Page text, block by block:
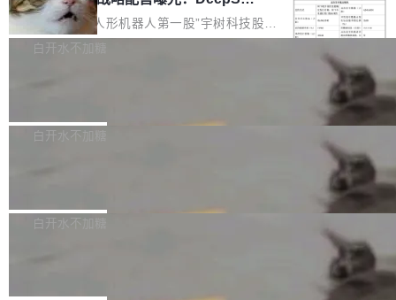
agent 有本质区别。大多数 agent harness 的设
计是基于早期模型的能力—...
细致的一份规则。 政策的核心只有一句话：LLM
可以用来分析、提炼、审阅、建议，但不能用来
不得生成涉及安全性的关键变更，除非作者本身
ek 获配 93.3 万股，锁定 36 个月
8月6日晚间，“人形机器人第一股”宇树科技股份
有限公司披露IPO发行价格及战略配售结果，杭
36个月。 公告显示，本次宇树科技战略配售对
员工参与设立的专项资产管理计划。其中，Dee
白开水不加糖
Bug fixes and enhancements 修复多次传递同
一个回归问题，该问题导致拉取镜像时会拒绝包
白开水不加糖
e 孵化器项目管理委员会（IPMC）投票中获得
白开水不加糖